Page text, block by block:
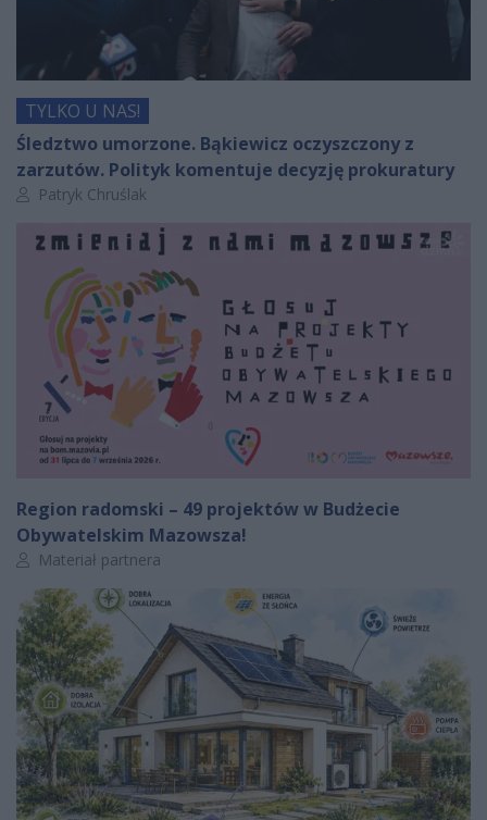
TYLKO U NAS!
Śledztwo umorzone. Bąkiewicz oczyszczony z
zarzutów. Polityk komentuje decyzję prokuratury
Autor artykułu:
Patryk Chruślak
Region radomski – 49 projektów w Budżecie
Obywatelskim Mazowsza!
Autor artykułu:
Materiał partnera